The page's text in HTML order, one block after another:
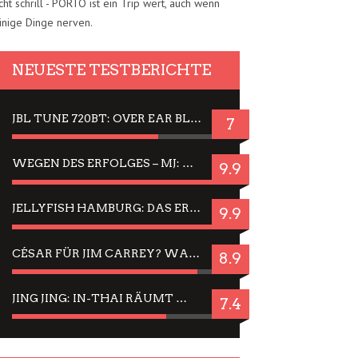
schrill - PORTO ist ein Trip wert, auch wenn
Dinge nerven.
NEUESTE TESTBERICHTE
JBL TUNE 720BT: OVER EAR BLUETOOTH KOPFHÖRER UM DIE 50,-€ IM DAUER-TEST 7
WEGEN DES ERFOLGES – MJ: MICHAEL JACKSON MUSICAL IN EINER MATINEE SEHEN 9.9
JELLYFISH HAMBURG: DAS ERFOLGREICHE SOMMER-MENÜ 2025 IN GEFÜHLEN UND BILDERN 9.9
CÉSAR FÜR JIM CARREY? WARUM DAS EINER DER NERVIGSTEN ACTORS IST UND BLEIBT 8.9
JING JING: IN-THAI RÄUMT WIEDER TITEL AB – EIN ZWEI-STUNDEN-ERLEBNISBERICHT 7.4